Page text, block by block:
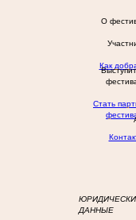
О
Как
Стать
ДАННЫЕ